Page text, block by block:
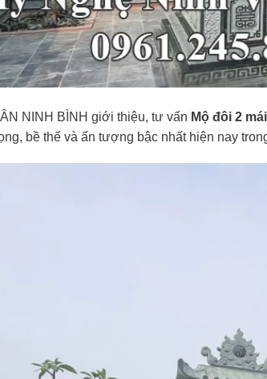
NINH BÌNH giới thiệu, tư vấn Mộ đôi 2
bề thế và ấn tượng bậc nhất hiện nay